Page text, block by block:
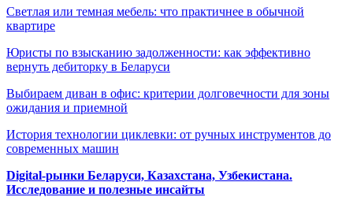
Светлая или темная мебель: что практичнее в обычной
квартире
Юристы по взысканию задолженности: как эффективно
вернуть дебиторку в Беларуси
Выбираем диван в офис: критерии долговечности для зоны
ожидания и приемной
История технологии циклевки: от ручных инструментов до
современных машин
Digital-рынки Беларуси, Казахстана, Узбекистана.
Исследование и полезные инсайты